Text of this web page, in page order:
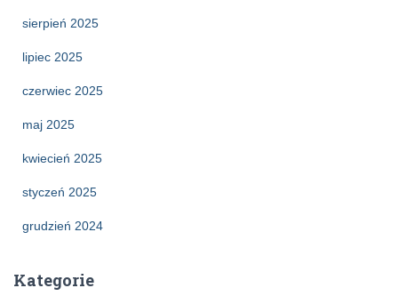
sierpień 2025
lipiec 2025
czerwiec 2025
maj 2025
kwiecień 2025
styczeń 2025
grudzień 2024
Kategorie